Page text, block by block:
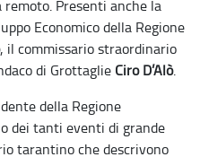
Presenti anche la
Economico della Regione
, il commissario straordinario
di Grottaglie Ciro D’Alò.
della Regione
dei tanti eventi di grande
tarantino che descrivono